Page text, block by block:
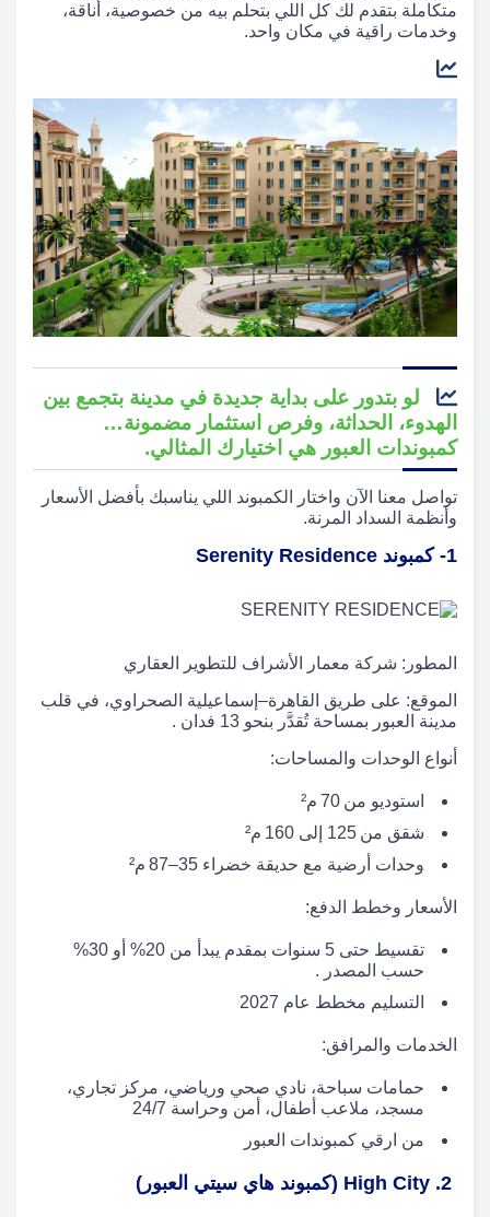
متكاملة بتقدم لك كل اللي بتحلم بيه من خصوصية، أناقة،
وخدمات راقية في مكان واحد.
لو بتدور على بداية جديدة في مدينة بتجمع بين
الهدوء، الحداثة، وفرص استثمار مضمونة…
كمبوندات العبور هي اختيارك المثالي.
تواصل معنا الآن واختار الكمبوند اللي يناسبك بأفضل الأسعار
وأنظمة السداد المرنة.
1- كمبوند Serenity Residence
المطور: شركة معمار الأشراف للتطوير العقاري
الموقع: على طريق القاهرة–إسماعيلية الصحراوي، في قلب
مدينة العبور بمساحة تُقدَّر بنحو 13 فدان .
أنواع الوحدات والمساحات:
استوديو من 70 م²
شقق من 125 إلى 160 م²
وحدات أرضية مع حديقة خضراء 35–87 م²
الأسعار وخطط الدفع:
تقسيط حتى 5 سنوات بمقدم يبدأ من 20% أو 30%
حسب المصدر .
التسليم مخطط عام 2027
الخدمات والمرافق:
حمامات سباحة، نادي صحي ورياضي، مركز تجاري،
مسجد، ملاعب أطفال، أمن وحراسة 24/7
من ارقي كمبوندات العبور